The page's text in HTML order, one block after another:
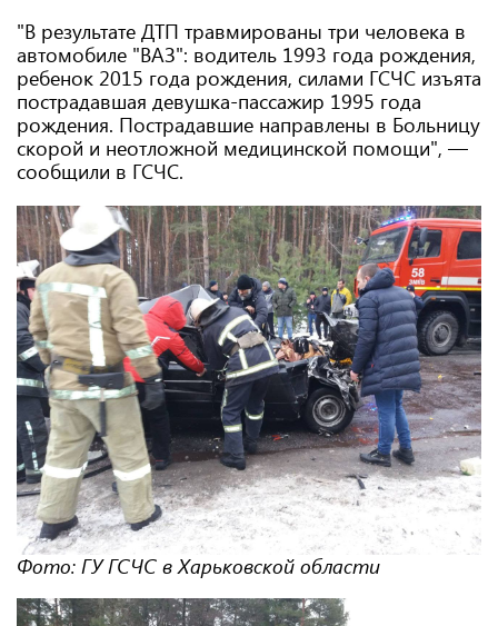
"В результате ДТП травмированы три человека в
автомобиле "ВАЗ": водитель 1993 года рождения,
ребенок 2015 года рождения, силами ГСЧС изъята
пострадавшая девушка-пассажир 1995 года
рождения. Пострадавшие направлены в Больницу
скорой и неотложной медицинской помощи", —
сообщили в ГСЧС.
Фото: ГУ ГСЧС в Харьковской области